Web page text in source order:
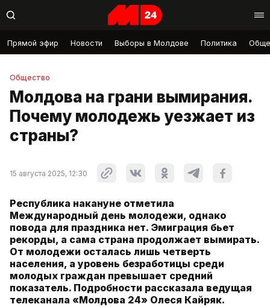
Прямой эфир Новости Выборы в Молдове Политика
Общество
Молдова на грани вымирания.
Почему молодежь уезжает из
страны?
15 августа 2025, 12:30
Республика накануне отметила
Международный день молодежи, однако
повода для праздника нет. Эмиграция бьет
рекорды, а сама страна продолжает вымирать.
От молодежи осталась лишь четверть
населения, а уровень безработицы среди
молодых граждан превышает средний
показатель. Подробности рассказала ведущая
телеканала «Молдова 24» Олеся Кайряк.